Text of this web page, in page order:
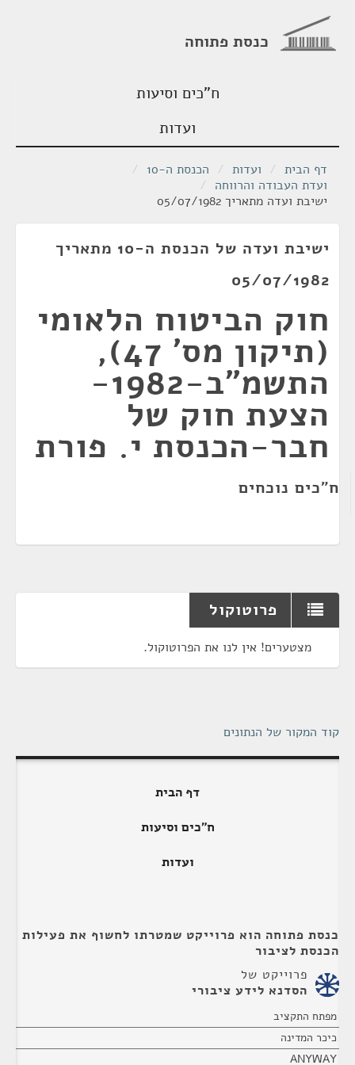
כנסת פתוחה
ח"כים וסיעות
ועדות
דף הבית / ועדות / הכנסת ה-10
/
ועדת העבודה והרווחה /
ישיבת ועדה מתאריך 05/07/1982
ישיבת ועדה של הכנסת ה-10 מתאריך
05/07/1982
חוק הביטוח הלאומי
(תיקון מס' 47),
התשמ"ב-1982-
הצעת חוק של
חבר-הכנסת י. פורת
ח"כים נוכחים
פרוטוקול
מצטערים! אין לנו את הפרוטוקול.
קוד המקור של הנתונים
דף הבית
ח"כים וסיעות
ועדות
כנסת פתוחה הוא פרוייקט שמטרתו לחשוף את פעילות
הכנסת לציבור
פרוייקט של
הסדנא לידע ציבורי
מפתח התקציב
כיכר המדינה
ANYWAY